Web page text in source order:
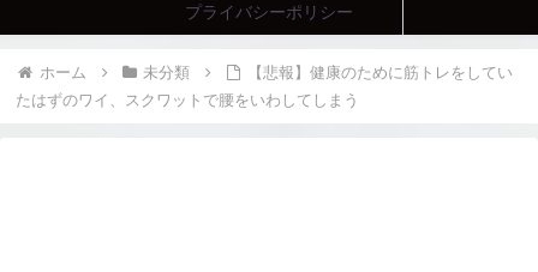
プライバシーポリシー
ホーム 未分類
【悲報】健康のために筋トレをしてい
たはずのワイ、スクワットで腰をいわしてしまう